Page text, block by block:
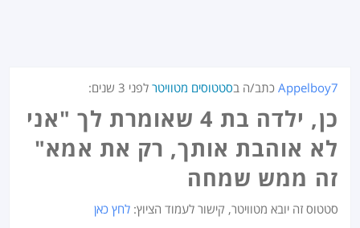
Appelboy7 כתב/ה בסטטוסים מטוויטר לפני 3 שנים :
כן, ילדה בת 4 שאומרת לך "אני
לא אוהבת אותך, רק את אמא"
זה ממש שמחה
סטטוס זה יובא מטוויטר, קישור לעמוד הציוץ:לחץ כאן